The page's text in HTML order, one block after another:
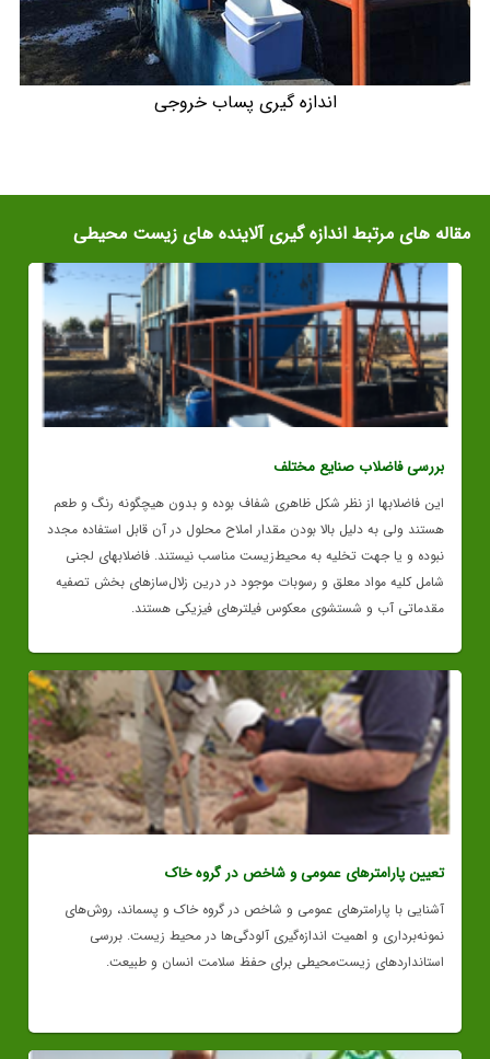
اندازه گیری پساب خروجی
مقاله های مرتبط اندازه گیری آلاینده های زیست محیطی
بررسی فاضلاب صنایع مختلف
این فاضلابها از نظر شکل ظاهری شفاف بوده و بدون هیچگونه رنگ و طعم
هستند ولی به دلیل بالا بودن مقدار املاح محلول در آن قابل استفاده مجدد
نبوده و یا جهت تخلیه به محیط‌زیست مناسب نیستند. فاضلابهای لجنی
شامل کلیه مواد معلق و رسوبات موجود در درین زلال‌سازهای بخش تصفیه
مقدماتی آب و شستشوی معکوس فیلترهای فیزیکی هستند.
تعیین پارامترهای عمومی و شاخص در گروه خاک
آشنایی با پارامترهای عمومی و شاخص در گروه خاک و پسماند، روش‌های
نمونه‌برداری و اهمیت اندازه‌گیری آلودگی‌ها در محیط زیست. بررسی
استانداردهای زیست‌محیطی برای حفظ سلامت انسان و طبیعت.